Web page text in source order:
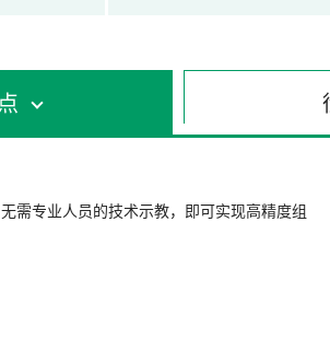
需专业人员的技术示教，即可实现高精度组